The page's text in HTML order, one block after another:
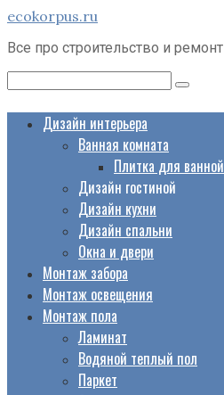
Перейти
контенту
ecokorpus.ru
Все про строительство и ремонт
Дизайн интерьера
Ванная комната
Плитка для ванной
Дизайн гостиной
Дизайн кухни
Дизайн спальни
Окна и двери
Монтаж забора
Монтаж освещения
Монтаж пола
Ламинат
Водяной теплый пол
Паркет